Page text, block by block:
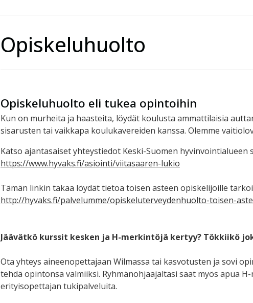
Opiskeluhuolto
Opiskeluhuolto eli tukea opintoihin
Kun on murheita ja haasteita, löydät koulusta ammattilaisia
sisarusten tai vaikkapa koulukavereiden kanssa. Olemme
Katso ajantasaiset yhteystiedot Keski-Suomen hyvinvointialueen
https://www.hyvaks.fi/asiointi/viitasaaren-lukio
Tämän linkin takaa löydät tietoa toisen asteen opiskelijoille
http://hyvaks.fi/palvelumme/opiskeluterveydenhuolto-toisen-
Jäävätkö kurssit kesken ja H-merkintöjä kertyy? Tökkiikö
Ota yhteys aineenopettajaan Wilmassa tai kasvotusten ja sovi
tehdä opintonsa valmiiksi. Ryhmänohjaajaltasi saat myös apua
erityisopettajan tukipalveluita.